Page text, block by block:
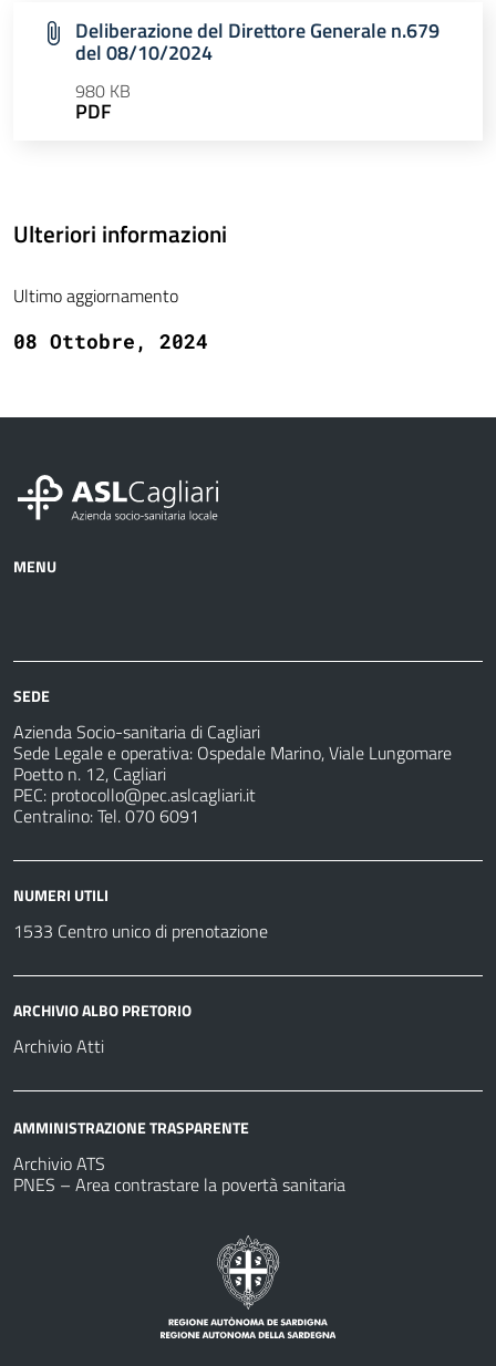
Deliberazione del Direttore Generale n.679
del 08/10/2024
980 KB
PDF
Ulteriori informazioni
Ultimo aggiornamento
08 Ottobre, 2024
MENU
sanitarie
fare
SEDE
Azienda Socio-sanitaria di Cagliari
Sede Legale e operativa: Ospedale Marino, Viale Lungomare
Poetto n. 12, Cagliari
PEC: protocollo@pec.aslcagliari.it
Centralino: Tel. 070 6091
NUMERI UTILI
1533 Centro unico di prenotazione
ARCHIVIO ALBO PRETORIO
Archivio Atti
AMMINISTRAZIONE TRASPARENTE
Archivio ATS
PNES – Area contrastare la povertà sanitaria